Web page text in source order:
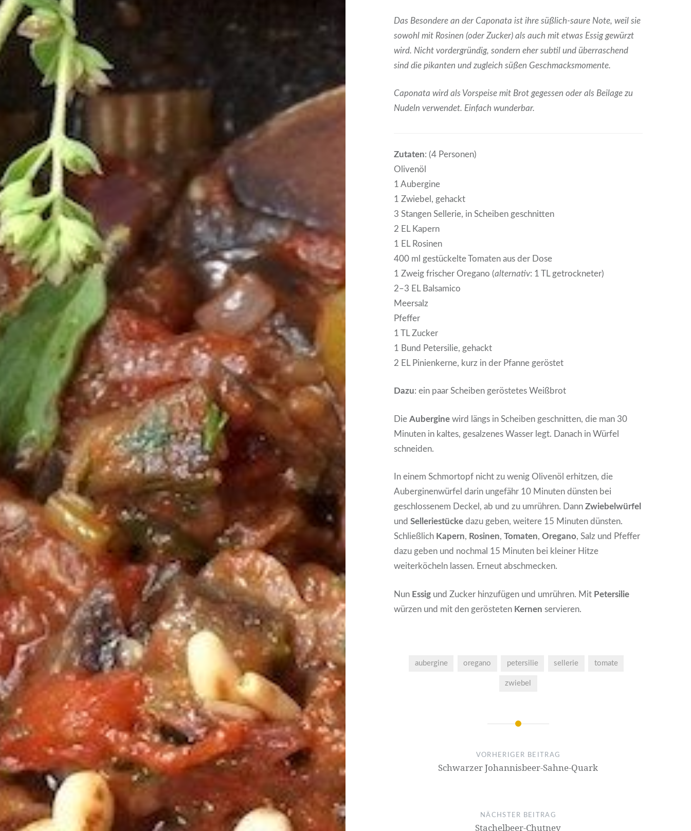
Das Besondere an der Caponata ist ihre süßlich-saure Note, weil sie
sowohl mit Rosinen (oder Zucker) als auch mit etwas Essig gewürzt
wird. Nicht vordergründig, sondern eher subtil und überraschend
sind die pikanten und zugleich süßen Geschmacksmomente.
Caponata wird als Vorspeise mit Brot gegessen oder als Beilage zu
Nudeln verwendet. Einfach wunderbar.
Zutaten: (4 Personen)
Olivenöl
1 Aubergine
1 Zwiebel, gehackt
3 Stangen Sellerie, in Scheiben geschnitten
2 EL Kapern
1 EL Rosinen
400 ml gestückelte Tomaten aus der Dose
1 Zweig frischer Oregano (alternativ: 1 TL getrockneter)
2–3 EL Balsamico
Meersalz
Pfeffer
1 TL Zucker
1 Bund Petersilie, gehackt
2 EL Pinienkerne, kurz in der Pfanne geröstet
Dazu: ein paar Scheiben geröstetes Weißbrot
DieAubergine wird längs in Scheiben geschnitten, die man 30
Minuten in kaltes, gesalzenes Wasser legt. Danach in Würfel
schneiden.
In einem Schmortopf nicht zu wenig Olivenöl erhitzen, die
Auberginenwürfel darin ungefähr 10 Minuten dünsten bei
geschlossenem Deckel, ab und zu umrühren. DannZwiebelwürfel
undSelleriestücke dazu geben, weitere 15 Minuten dünsten.
Schließlich Kapern, Rosinen,Tomaten,Oregano, Salz und Pfeffer
dazu geben und nochmal 15 Minuten bei kleiner Hitze
weiterköcheln lassen. Erneut abschmecken.
Nun Essig und Zucker hinzufügen und umrühren. Mit Petersilie
würzen und mit den gerösteten Kernen servieren.
aubergine oregano petersilie sellerie tomate
zwiebel
Beitragsnavigation
VORHERIGER BEITRAG
Schwarzer Johannisbeer-Sahne-Quark
NÄCHSTER BEITRAG
Stachelbeer-Chutney